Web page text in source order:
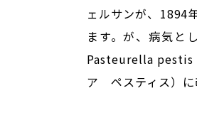
ェルサンが、1894
ます。が、病気と
Pasteurella pestis
ア ペスティス）